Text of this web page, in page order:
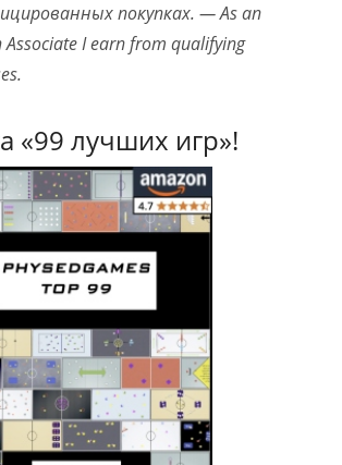
покупках. — As an
Associate I earn from qualifying
«99 лучших игр»!